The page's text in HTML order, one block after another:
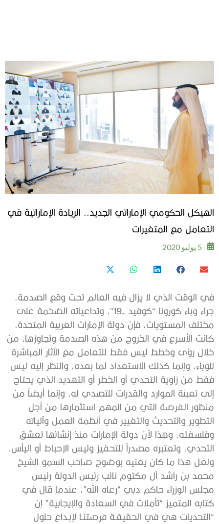
الهيكل الحكومي الإماراتي الجديد.. الريادة الإماراتية في
التعامل مع المتغيرات
5 يوليو 2020
في الوقت الذي لا يزال فيه العالم تحت وقع الصدمة،
جراء وباء كورونا “كوفيد -19″، وتداعياته الضخمة على
مختلف المستويات، فإن دولة الإمارات العربية المتحدة،
كانت الأسرع في الخروج من هذه الصدمة وتجاوزها، من
خلال رؤى وخطط ليس فقط للتعامل مع الآثار المباشرة
للوباء، وإنما كذلك الاستعداد لما بعده، والنظر إليه ليس
فقط من زاوية التحدي أو الخطر أو التهديد الذي يحتاج
إلى تعبئة الموارد والقدرات للتصدي له، وإنما أيضاً من
منظور الفرصة التي من المهم استثمارها من أجل
التطوير والتحديث والتغيير في أنظمة العمل وآلياته
وفلسفته. وهذا لأن دولة الإمارات منذ إنشائها تعشق
التحدي، وتعتبره مصدراً للتحفيز وليس الإحباط أو اليأس.
ولعل هذا ما كان يعنيه بوضوح صاحب السمو الشيخ
محمد بن راشد آل مكتوم نائب رئيس الدولة رئيس
مجلس الوزراء حاكم دبي “رعاه الله”، عندما قال في
كتابه المتميز “تأملات في السعادة والإيجابية” إن
“التحديات هي في الحقيقـة فرصتنـا لإبـداع حلول